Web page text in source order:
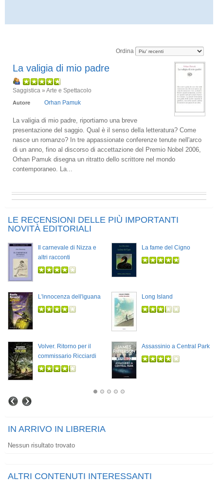
Ordina
La valigia di mio padre
Saggistica » Arte e Spettacolo
Autore Orhan Pamuk
La valigia di mio padre, riportiamo una breve
presentazione del saggio. Qual è il senso della letteratura? Come
nasce un romanzo? In tre appassionate conferenze tenute nell'arco
di un anno, fino al discorso di accettazione del Premio Nobel 2006,
Orhan Pamuk disegna un ritratto dello scrittore nel mondo
contemporaneo. La...
LE RECENSIONI DELLE PIÙ IMPORTANTI
NOVITÀ EDITORIALI
Il carnevale di Nizza e
altri racconti
La fame del Cigno
L'innocenza dell'iguana Long Island
Volver. Ritorno per il
commissario Ricciardi
Assassinio a Central Park
IN ARRIVO IN LIBRERIA
Nessun risultato trovato
ALTRI CONTENUTI INTERESSANTI